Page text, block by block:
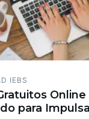
IEBS
Online
para